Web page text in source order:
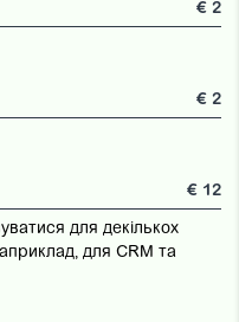
€ 2
€ 2
€ 12
для декількох
для CRM та